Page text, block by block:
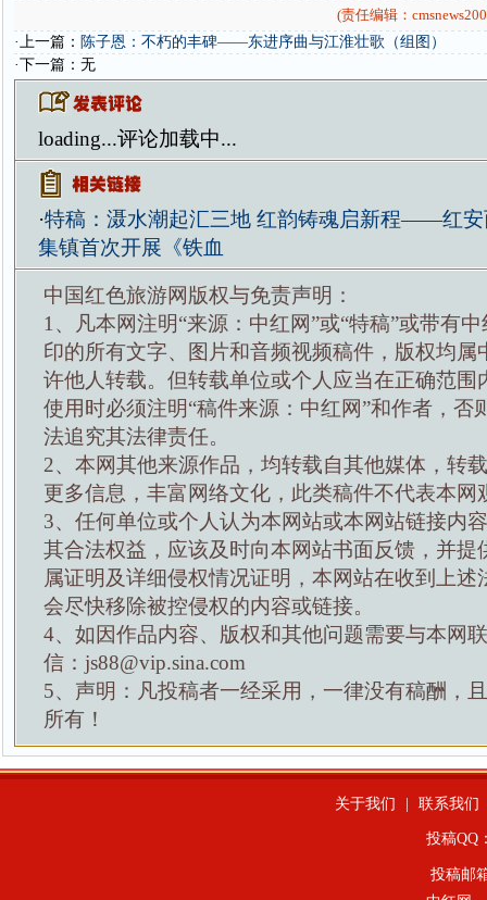
(责任编辑：
·上一篇： 陈子恩：不朽的丰碑——东进序曲与江淮壮歌（组图）
·下一篇：无
loading...评论加载中...
·特稿：滠水潮起汇三地 红韵铸魂启新程——红安
集镇首次开展《铁血
中国红色旅游网版权与免责声明：
1、凡本网注明“来源：中红网”或“特稿”或带有
印的所有文字、图片和音频视频稿件，版权均属
许他人转载。但转载单位或个人应当在正确范围
使用时必须注明“稿件来源：中红网”和作者，否
法追究其法律责任。
2、本网其他来源作品，均转载自其他媒体，转
更多信息，丰富网络文化，此类稿件不代表本网
3、任何单位或个人认为本网站或本网站链接内
其合法权益，应该及时向本网站书面反馈，并提
属证明及详细侵权情况证明，本网站在收到上述
会尽快移除被控侵权的内容或链接。
4、如因作品内容、版权和其他问题需要与本网
信：js88@vip.sina.com
5、声明：凡投稿者一经采用，一律没有稿酬，
所有！
关于我们 联系我们
投稿QQ
投稿邮